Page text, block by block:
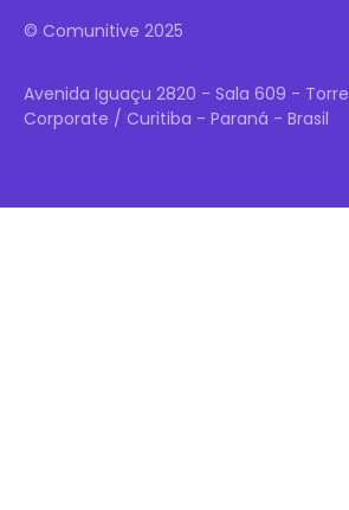
Avenida Iguaçu 2820 - Sala 609 - Torre
Corporate / Curitiba - Paraná - Brasil
© Comunitive 2025